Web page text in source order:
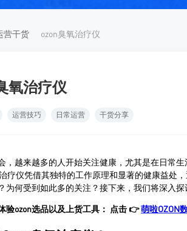
营干货 ozon臭氧治疗仪
氧治疗仪
运营技巧 日常运营 干货分享